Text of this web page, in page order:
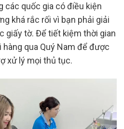
các quốc gia có điều kiện
khá rắc rối vì bạn phải giải
giấy tờ. Để tiết kiệm thời gian
qua Quý Nam để được
xử lý mọi thủ tục.